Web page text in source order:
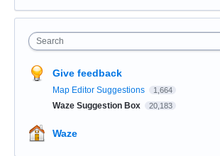
Search
Give feedback
Map Editor Suggestions 1,664
Waze Suggestion Box 20,183
Waze